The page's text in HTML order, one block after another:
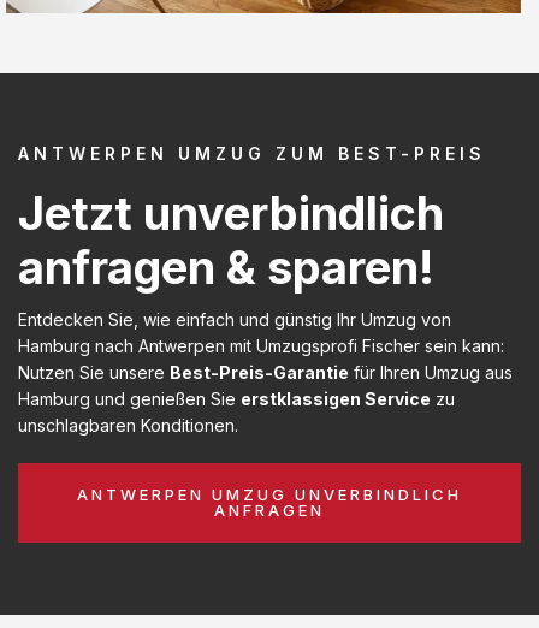
ANTWERPEN UMZUG ZUM BEST-PREIS
Jetzt unverbindlich
anfragen & sparen!
Entdecken Sie, wie einfach und günstig Ihr Umzug von
Hamburg nach Antwerpen mit Umzugsprofi Fischer sein kann:
Nutzen Sie unsere Best-Preis-Garantie für Ihren Umzug aus
Hamburg und genießen Sie erstklassigen Service zu
unschlagbaren Konditionen.
ANTWERPEN UMZUG UNVERBINDLICH
ANFRAGEN